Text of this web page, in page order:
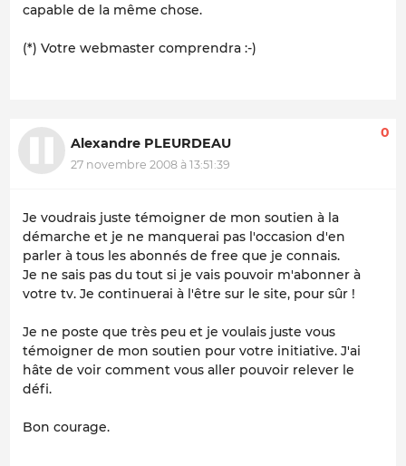
capable de la même chose.
(*) Votre webmaster comprendra :-)
Alexandre PLEURDEAU
27 novembre 2008 à 13:51:39
0
Je voudrais juste témoigner de mon soutien à la
démarche et je ne manquerai pas l'occasion d'en
parler à tous les abonnés de free que je connais.
Je ne sais pas du tout si je vais pouvoir m'abonner à
votre tv. Je continuerai à l'être sur le site, pour sûr !
Je ne poste que très peu et je voulais juste vous
témoigner de mon soutien pour votre initiative. J'ai
hâte de voir comment vous aller pouvoir relever le
défi.
Bon courage.